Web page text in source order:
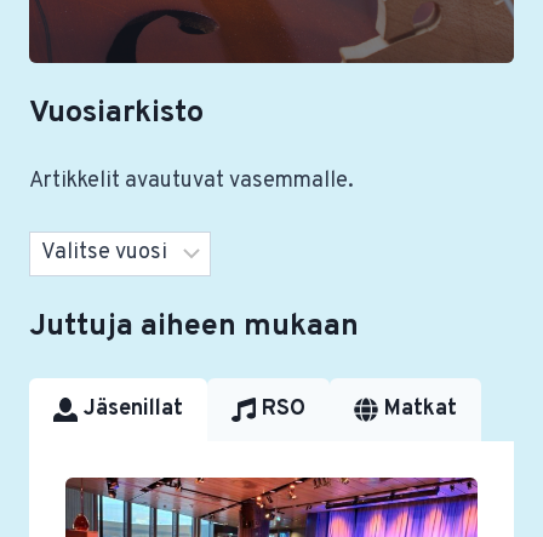
Vuosiarkisto
Artikkelit avautuvat vasemmalle.
Arkistot
Juttuja aiheen mukaan
Jäsenillat RSO Matkat